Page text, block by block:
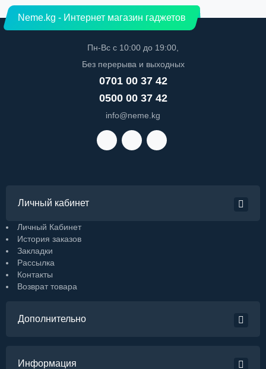
Neme.kg - Интернет магазин гаджетов
Пн-Вс с 10:00 до 19:00,
Без перерыва и выходных
0701 00 37 42
0500 00 37 42
info@neme.kg
Личный кабинет
Личный Кабинет
История заказов
Закладки
Рассылка
Контакты
Возврат товара
Дополнительно
Информация